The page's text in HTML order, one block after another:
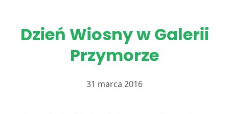
Dzień Wiosny w Galerii
Przymorze
31 marca 2016